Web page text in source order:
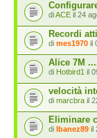
diACE il 24
Recordi
di mes1970 il
Alice 7M
di Hotbird1 il
velocità
di marcbra il
Eliminare
di Ibanez89 il